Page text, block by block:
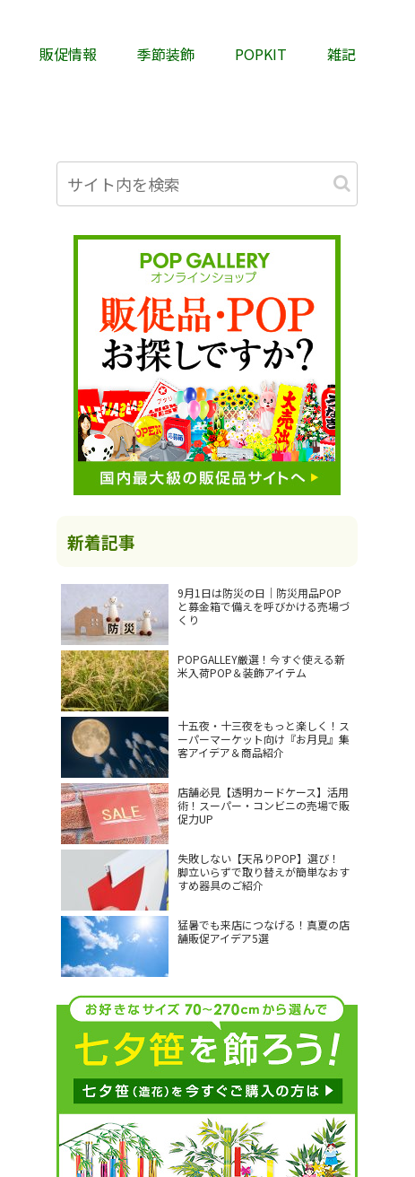
販促情報 季節装飾 POPKIT 雑記
新着記事
9月1日は防災の日｜防災用品POP
と募金箱で備えを呼びかける売場づ
くり
POPGALLEY厳選！今すぐ使える新
米入荷POP＆装飾アイテム
十五夜・十三夜をもっと楽しく！ス
ーパーマーケット向け『お月見』集
客アイデア＆商品紹介
店舗必見【透明カードケース】活用
術！スーパー・コンビニの売場で販
促力UP
失敗しない【天吊りPOP】選び！
脚立いらずで取り替えが簡単なおす
すめ器具のご紹介
猛暑でも来店につなげる！真夏の店
舗販促アイデア5選